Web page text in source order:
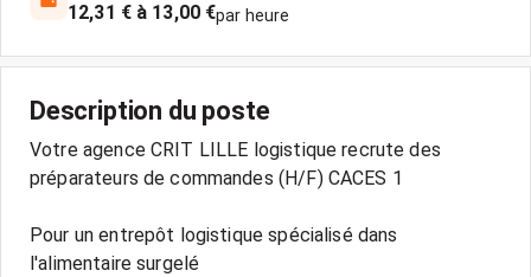
12,31 € à 13,00 €par heure
Description du poste
Votre agence CRIT LILLE logistique recrute des
préparateurs de commandes (H/F) CACES 1
Pour un entrepôt logistique spécialisé dans
l'alimentaire surgelé